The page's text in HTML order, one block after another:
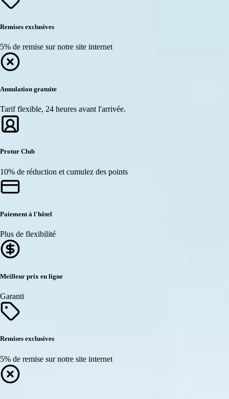
Remises exclusives
5% de remise sur notre site internet
Annulation gratuite
Tarif flexible, 24 heures avant l'arrivée.
Protur Club
10% de réduction et cumulez des points
Paiement à l'hôtel
Plus de flexibilité
Meilleur prix en ligne
Garanti
Remises exclusives
5% de remise sur notre site internet